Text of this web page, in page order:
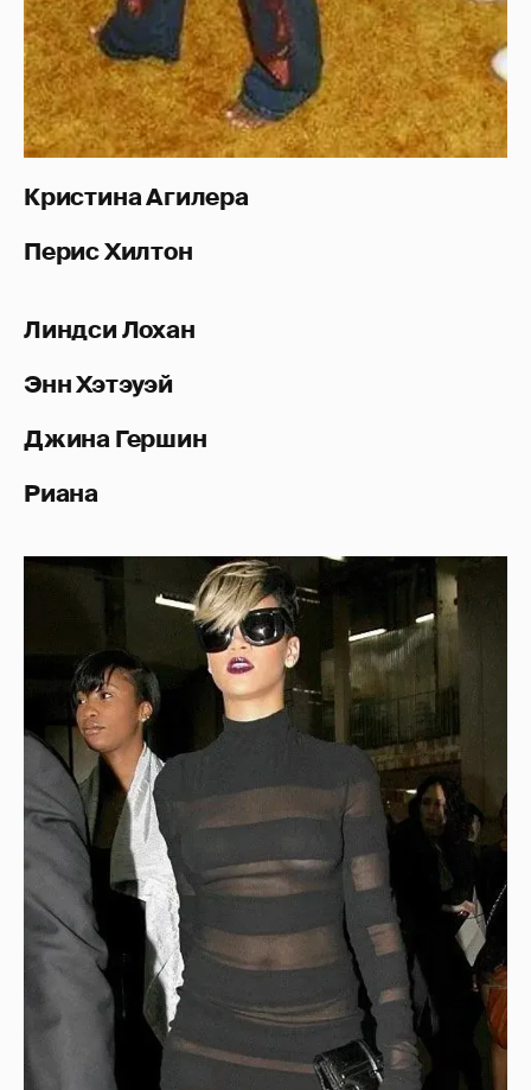
Кристина Агилера
Перис Хилтон
Линдси Лохан
Энн Хэтэуэй
Джина Гершин
Риана